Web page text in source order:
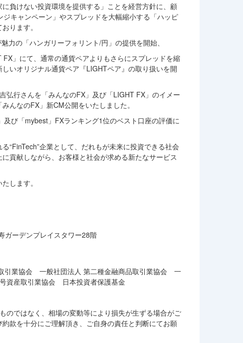
負けない投資環境を提供する」ことを経営方針に、顧
キャンペーン」やスプレッドを大幅縮小する「ハッピ
ります。
力の「ハンガリーフォリント/円」の提供を開始、
」にて、通常の通貨ペアよりもさらにスプレッドを縮
いオリジナル通貨ペア『LIGHTペア』の取り扱いを開
弘行さんを「みんなのFX」及び「LIGHT FX」のイメー
んなのFX」新CM公開をいたしました。
び「mybest」FXランキング1位のベスト口座の評価に
“FinTech”企業として、だれもが未来に投資できる社会
貢献しながら、お客様と社会が求める新たなサービス
します。
ーデンプレイスタワー28階
引業協会 一般社団法人 第二種金融商品取引業協会 一
資産取引業協会 日本投資者保護基金
のではなく、相場の変動等により損失が生ずる場合がご
款を十分にご理解頂き、ご自身の責任と判断にてお願